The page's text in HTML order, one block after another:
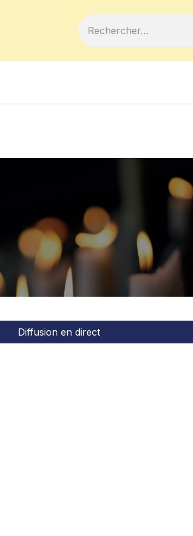
Diffusion en direct